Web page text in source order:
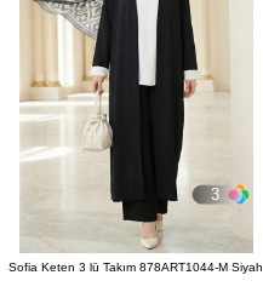
3
Sofia Keten 3 lü Takım 878ART1044-M Siyah